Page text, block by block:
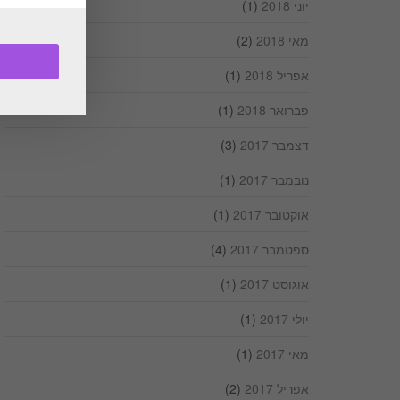
יוני 2018
(1)
מאי 2018
(2)
אפריל 2018
(1)
פברואר 2018
(1)
דצמבר 2017
(3)
נובמבר 2017
(1)
אוקטובר 2017
(1)
ספטמבר 2017
(4)
אוגוסט 2017
(1)
יולי 2017
(1)
מאי 2017
(1)
אפריל 2017
(2)